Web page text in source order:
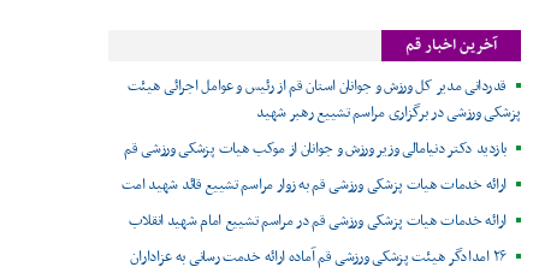
آخرین اخبار قم
قدردانی مدیر کل ورزش و جوانان استان قم از رئیس و عوامل اجرائی هیئت
پزشکی ورزشی در برگزاری مراسم تشییع رهبر شهید
بازدید دکتر دنیامالی وزیر ورزش و جوانان از موکب هیات پزشکی ورزشی قم
ارائه خدمات هیات پزشکی ورزشی قم به زوار مراسم تشییع قائد شهید امت
ارائه خدمات هیات پزشکی ورزشی قم در مراسم تشییع امام شهید انقلاب
۲۶ امدادگر هیئت پزشکی ورزشی قم آماده ارائه خدمت رسانی به عزاداران